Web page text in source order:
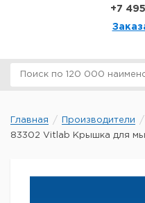
+7
Главная Производители
83302 Vitlab Крышка для